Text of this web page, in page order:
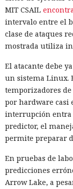
MIT CSAIL
intervalo entre el
clase de ataques
mostrada utiliza
El atacante debe
un sistema Linux.
temporizadores
por hardware casi
interrupción entra
predictor, el
permite preparar
En pruebas de
predicciones
Arrow Lake, a